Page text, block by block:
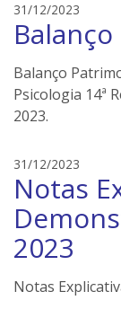
r
31/12/2023
d
s
o
n
r
Balanço
Psicologia 14ª
2023.
31/12/2023
d
s
o
i
Notas
2023
Notas